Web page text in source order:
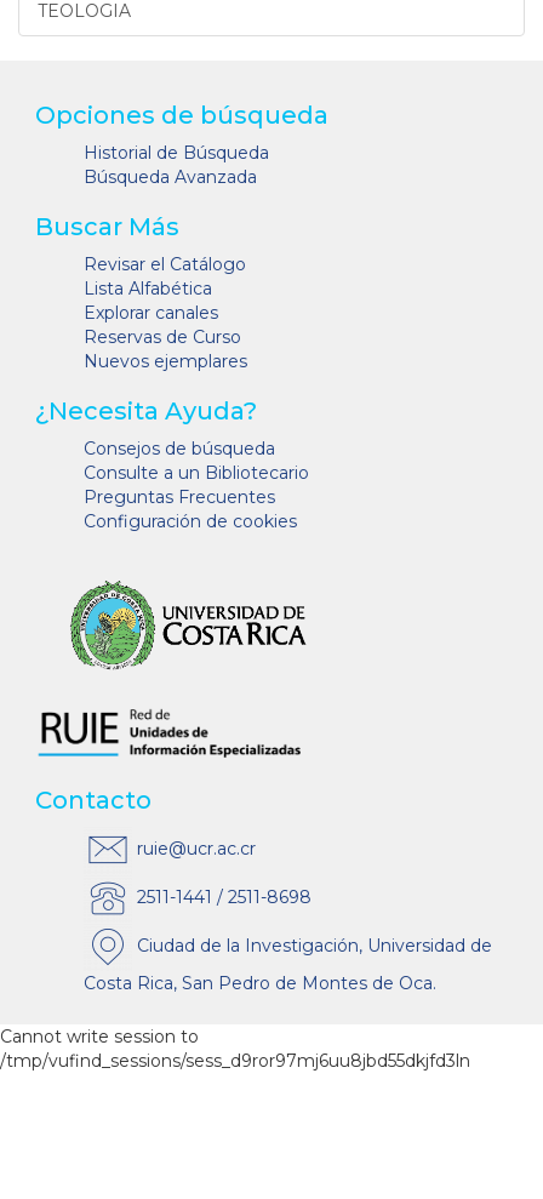
TEOLOGIA
Opciones de búsqueda
Historial de Búsqueda
Búsqueda Avanzada
Buscar Más
Revisar el Catálogo
Lista Alfabética
Explorar canales
Reservas de Curso
Nuevos ejemplares
¿Necesita Ayuda?
Consejos de búsqueda
Consulte a un Bibliotecario
Preguntas Frecuentes
Configuración de cookies
Contacto
ruie@ucr.ac.cr
2511-1441 / 2511-8698
Ciudad de la Investigación, Universidad de
Costa Rica, San Pedro de Montes de Oca.
Cannot write session to
/tmp/vufind_sessions/sess_d9ror97mj6uu8jbd55dkjfd3ln